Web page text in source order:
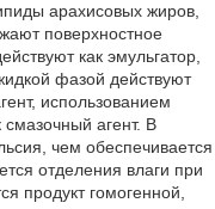
арахисовых жиров,
поверхностное
как эмульгатор,
фазой действуют
использованием
агент. В
чем обеспечивается
отделения влаги при
продукт гомогенной,